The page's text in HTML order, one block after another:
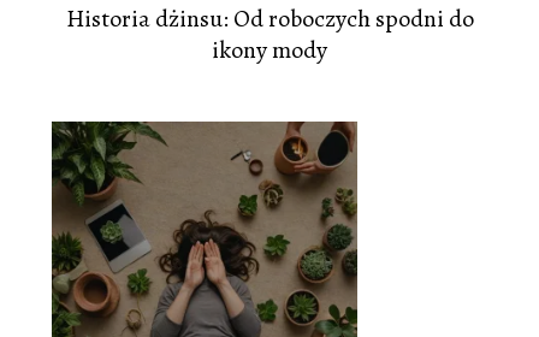
Historia dżinsu: Od roboczych spodni do
ikony mody